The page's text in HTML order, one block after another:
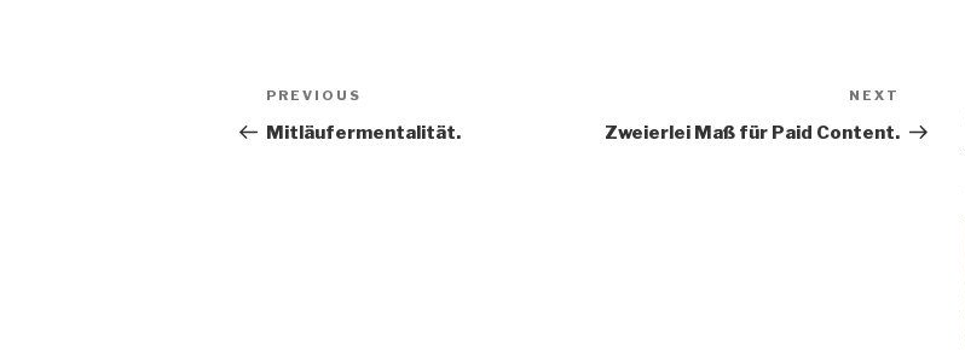
Post
navigation
Previous
Post
PREVIOUS
Mitläufermentalität.
Post
NEXT
Zweierlei Maß für Paid Content.